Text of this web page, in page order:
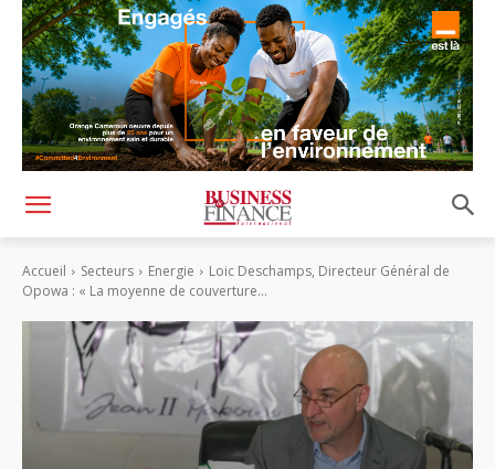
Accueil Secteurs Energie
Loic Deschamps, Directeur Général de
Opowa : « La moyenne de couverture...